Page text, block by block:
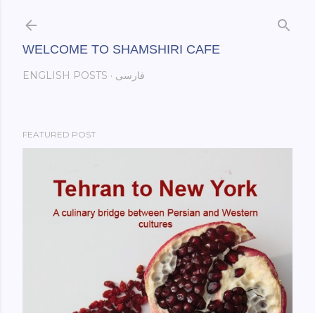
WELCOME TO SHAMSHIRI CAFE
ENGLISH POSTS فارسی
FEATURED POST